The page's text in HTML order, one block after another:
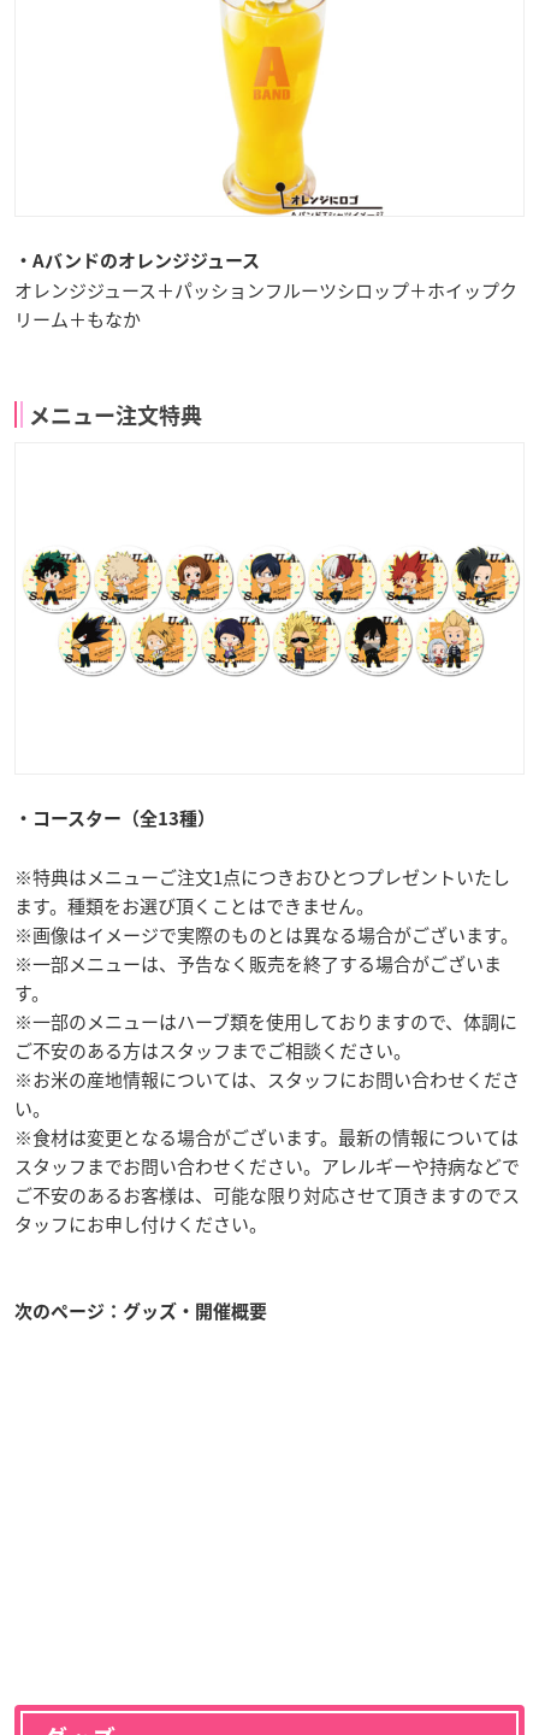
・Aバンドのオレンジジュース
オレンジジュース＋パッションフルーツシロップ＋ホイップク
リーム＋もなか
メニュー注文特典
・コースター（全13種）
※特典はメニューご注文1点につきおひとつプレゼントいたし
ます。種類をお選び頂くことはできません。
※画像はイメージで実際のものとは異なる場合がございます。
※一部メニューは、予告なく販売を終了する場合がございま
す。
※一部のメニューはハーブ類を使用しておりますので、体調に
ご不安のある方はスタッフまでご相談ください。
※お米の産地情報については、スタッフにお問い合わせくださ
い。
※食材は変更となる場合がございます。最新の情報については
スタッフまでお問い合わせください。アレルギーや持病などで
ご不安のあるお客様は、可能な限り対応させて頂きますのでス
タッフにお申し付けください。
次のページ：グッズ・開催概要